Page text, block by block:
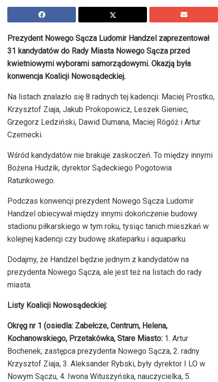
Prezydent Nowego Sącza Ludomir Handzel zaprezentował
31 kandydatów do Rady Miasta Nowego Sącza przed
kwietniowymi wyborami samorządowymi. Okazją była
konwencja Koalicji Nowosądeckiej.
Na listach znalazło się 8 radnych tej kadencji: Maciej Prostko,
Krzysztof Ziaja, Jakub Prokopowicz, Leszek Gieniec,
Grzegorz Ledziński, Dawid Dumana, Maciej Rógóż i Artur
Czernecki.
Wśród kandydatów nie brakuje zaskoczeń. To między innymi
Bożena Hudzik, dyrektor Sądeckiego Pogotowia
Ratunkowego.
Podczas konwencji prezydent Nowego Sącza Ludomir
Handzel obiecywał między innymi dokończenie budowy
stadionu piłkarskiego w tym roku, tysiąc tanich mieszkań w
kolejnej kadencji czy budowę skateparku i aquaparku.
Dodajmy, że Handzel będzie jednym z kandydatów na
prezydenta Nowego Sącza, ale jest też na listach do rady
miasta.
Listy Koalicji Nowosądeckiej:
Okręg nr 1 (osiedla: Zabełcze, Centrum, Helena,
Kochanowskiego, Przetakówka, Stare Miasto: 1. Artur
Bochenek, zastępca prezydenta Nowego Sącza, 2. radny
Krzysztof Ziaja, 3. Aleksander Rybski, były dyrektor I LO w
Nowym Sączu, 4. Iwona Wituszyńska, nauczycielka, 5.